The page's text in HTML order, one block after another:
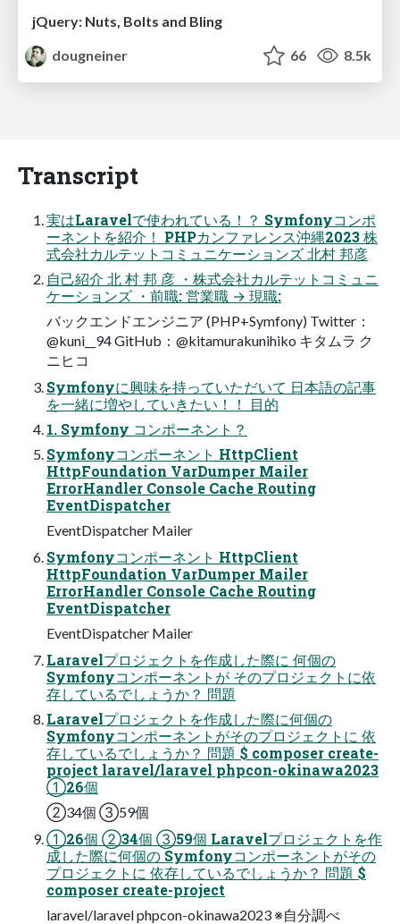
jQuery: Nuts, Bolts and Bling
dougneiner
66 8.5k
Transcript
実はLaravelで使われている！？ Symfonyコンポ
ーネントを紹介！ PHPカンファレンス沖縄2023 株
式会社カルテットコミュニケーションズ 北村 邦彦
自己紹介 北 村 邦 彦 ・株式会社カルテットコミュニ
ケーションズ ・前職: 営業職 → 現職:
バックエンドエンジニア (PHP+Symfony) Twitter：
@kuni__94 GitHub：@kitamurakunihiko キタムラ ク
ニヒコ
Symfonyに興味を持っていただいて 日本語の記事
を一緒に増やしていきたい！！ 目的
1. Symfony コンポーネント？
Symfonyコンポーネント HttpClient
HttpFoundation VarDumper Mailer
ErrorHandler Console Cache Routing
EventDispatcher
EventDispatcher Mailer
Symfonyコンポーネント HttpClient
HttpFoundation VarDumper Mailer
ErrorHandler Console Cache Routing
EventDispatcher
EventDispatcher Mailer
Laravelプロジェクトを作成した際に 何個の
Symfonyコンポーネントが そのプロジェクトに依
存しているでしょうか？ 問題
Laravelプロジェクトを作成した際に何個の
Symfonyコンポーネントがそのプロジェクトに 依
存しているでしょうか？ 問題 $ composer create-
project laravel/laravel phpcon-okinawa2023
①26個
②34個 ③59個
①26個 ②34個 ③59個 Laravelプロジェクトを作
成した際に何個の Symfonyコンポーネントがその
プロジェクトに 依存しているでしょうか？ 問題 $
composer create-project
laravel/laravel phpcon-okinawa2023 ※自分調べ